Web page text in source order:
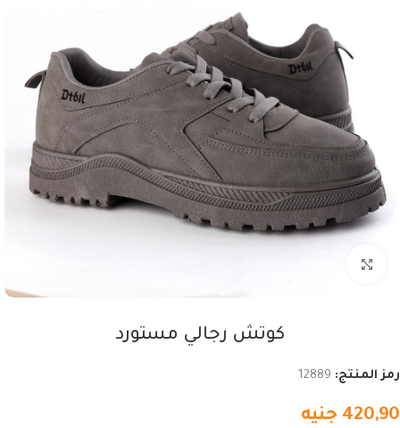
كوتش رجالي مستورد
رمز المنتج: 12889
420,90 جنيه